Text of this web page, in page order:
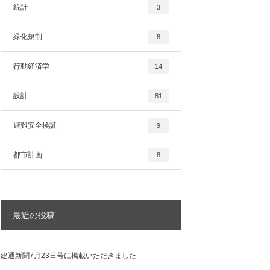
統計 3
緑化規制 8
行動経済学 14
設計 81
避難安全検証 9
都市計画 8
最近の投稿
建通新聞7月23日号に掲載いただきました